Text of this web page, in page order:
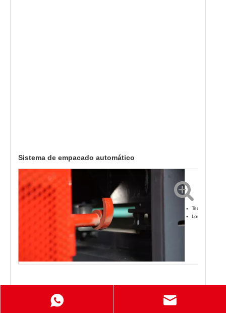
Sistema de empacado automático
Tecnología
Los